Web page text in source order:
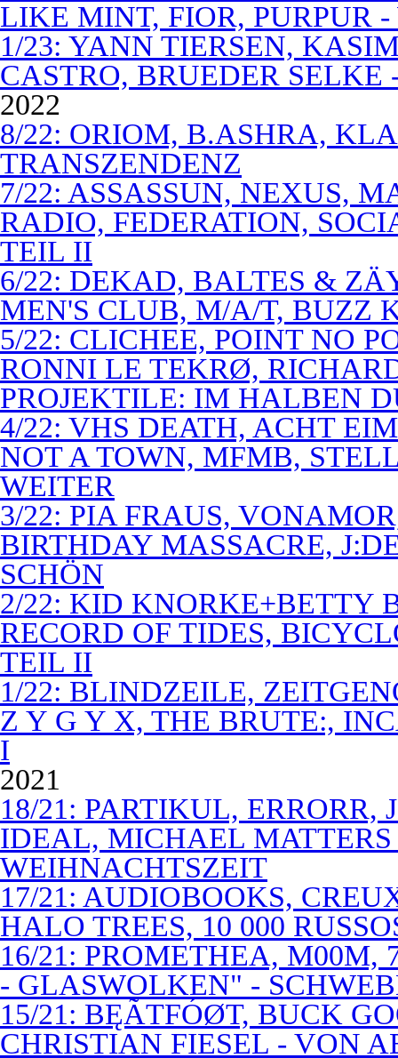
LIKE MINT, FIOR, PURPUR
1/23: YANN TIERSEN,
CASTRO, BRUEDER SELKE
2022
8/22: ORIOM, B.ASHRA,
TRANSZENDENZ
7/22: ASSASSUN, NEXUS,
RADIO, FEDERATION,
TEIL II
6/22: DEKAD, BALTES &
MEN'S CLUB, M/A/T, BUZZ
5/22: CLICHEE, POINT NO
RONNI LE TEKRØ,
PROJEKTILE: IM HALBEN
4/22: VHS DEATH, ACHT
NOT A TOWN, MFMB,
WEITER
3/22: PIA FRAUS,
BIRTHDAY MASSACRE,
SCHÖN
2/22: KID KNORKE+BETTY
RECORD OF TIDES,
TEIL II
1/22: BLINDZEILE,
Z Y G Y X, THE BRUTE:,
I
2021
18/21: PARTIKUL,
IDEAL, MICHAEL
WEIHNACHTSZEIT
17/21: AUDIOBOOKS,
HALO TREES, 10 000
16/21: PROMETHEA, M00M,
- GLASWOLKEN" -
15/21: BĘÃTFÓØT, BUCK
CHRISTIAN FIESEL - VON